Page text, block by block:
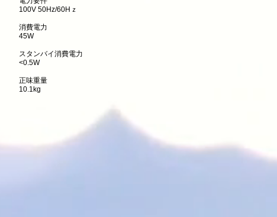
100V 50Hz/60Hｚ
消費電力
45W
スタンバイ消費電力
<0.5W
正味重量
10.1kg